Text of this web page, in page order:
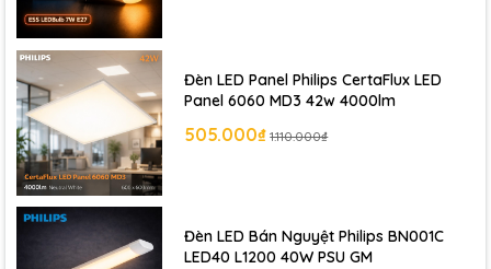
Đèn LED Panel Philips CertaFlux LED
Panel 6060 MD3 42w 4000lm
505.000₫ 1.110.000₫
Đèn LED Bán Nguyệt Philips BN001C
LED40 L1200 40W PSU GM